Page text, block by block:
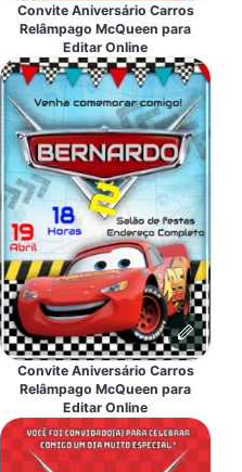
Convite Aniversário Carros
Relâmpago McQueen para
Editar Online
Convite Aniversário Carros
Relâmpago McQueen para
Editar Online